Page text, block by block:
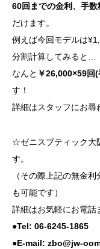
60回までの金利、手
だけます。
例えば今回モデルは
分割計算してみると…
なんと ￥26,000×59回
す！
詳細はスタッフにお尋
☆ゼニスブティック大
す。
（その際上記の無金
も可能です）
詳細はお気軽にお電話
●Tel: 06-6245-1865
●E-mail: zbo@jw-